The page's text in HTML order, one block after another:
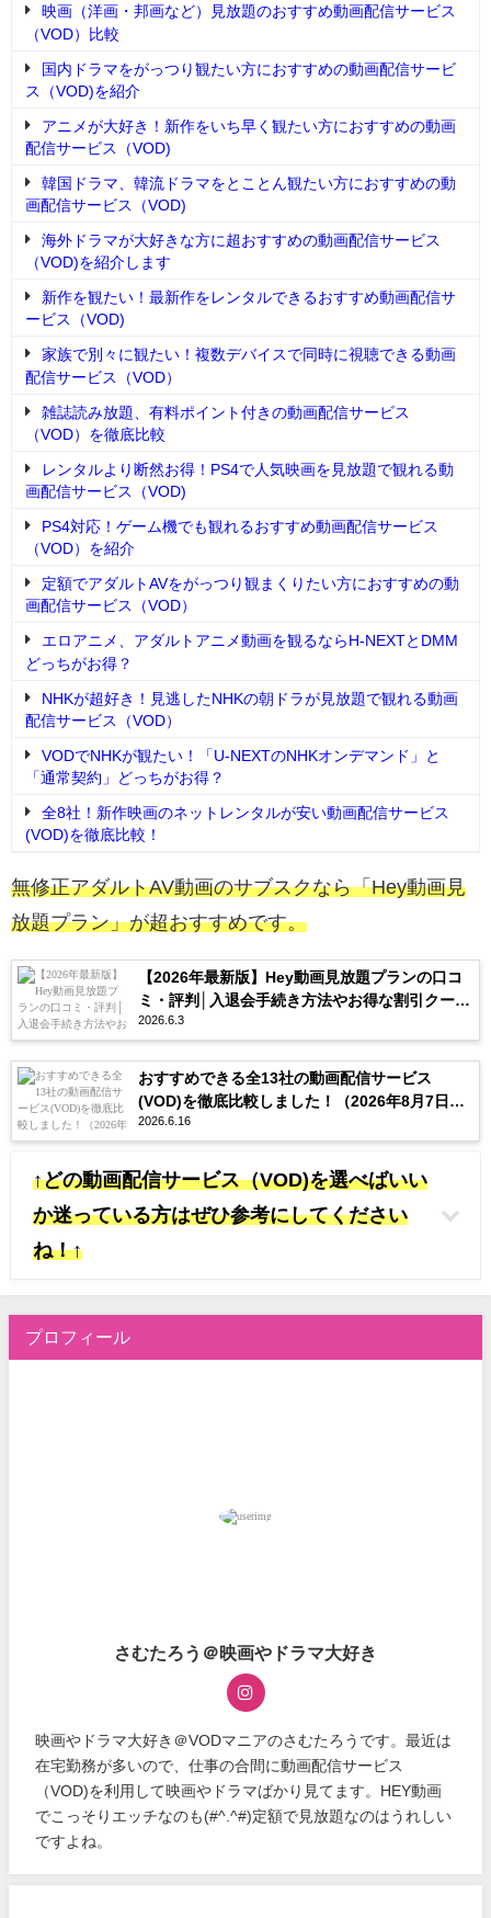
映画（洋画・邦画など）見放題のおすすめ動画配信サービス
（VOD）比較
国内ドラマをがっつり観たい方におすすめの動画配信サービ
ス（VOD)を紹介
アニメが大好き！新作をいち早く観たい方におすすめの動画
配信サービス（VOD)
韓国ドラマ、韓流ドラマをとことん観たい方におすすめの動
画配信サービス（VOD)
海外ドラマが大好きな方に超おすすめの動画配信サービス
（VOD)を紹介します
新作を観たい！最新作をレンタルできるおすすめ動画配信サ
ービス（VOD)
家族で別々に観たい！複数デバイスで同時に視聴できる動画
配信サービス（VOD）
雑誌読み放題、有料ポイント付きの動画配信サービス
（VOD）を徹底比較
レンタルより断然お得！PS4で人気映画を見放題で観れる動
画配信サービス（VOD)
PS4対応！ゲーム機でも観れるおすすめ動画配信サービス
（VOD）を紹介
定額でアダルトAVをがっつり観まくりたい方におすすめの動
画配信サービス（VOD）
エロアニメ、アダルトアニメ動画を観るならH-NEXTとDMM
どっちがお得？
NHKが超好き！見逃したNHKの朝ドラが見放題で観れる動画
配信サービス（VOD）
VODでNHKが観たい！「U-NEXTのNHKオンデマンド」と
「通常契約」どっちがお得？
全8社！新作映画のネットレンタルが安い動画配信サービス
(VOD)を徹底比較！
無修正アダルトAV動画のサブスクなら「Hey動画見
放題プラン」が超おすすめです。
【2026年最新版】Hey動画見放題プランの口コ
ミ・評判│入退会手続き方法やお得な割引クーポ
ンを紹介
2026.6.3
おすすめできる全13社の動画配信サービス
(VOD)を徹底比較しました！（2026年8月7日更
新）
2026.6.16
↑どの動画配信サービス（VOD)を選べばいい
か迷っている方はぜひ参考にしてください
ね！↑
プロフィール
さむたろう＠映画やドラマ大好き
映画やドラマ大好き＠VODマニアのさむたろうです。最近は
在宅勤務が多いので、仕事の合間に動画配信サービス
（VOD)を利用して映画やドラマばかり見てます。HEY動画
でこっそりエッチなのも(#^.^#)定額で見放題なのはうれしい
ですよね。